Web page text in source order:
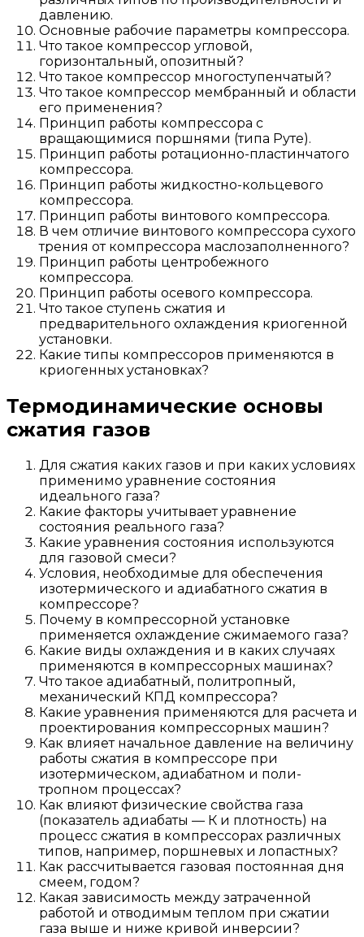
давлению.
Основные рабочие параметры компрессора.
Что такое компрессор угловой,
горизонтальный, опозитный?
Что такое компрессор многоступенчатый?
Что такое компрессор мембранный и области
его применения?
Принцип работы компрессора с
вращающимися поршнями (типа Руте).
Принцип работы ротационно-пластинчатого
компрессора.
Принцип работы жидкостно-кольцевого
компрессора.
Принцип работы винтового компрессора.
В чем отличие винтового компрессора сухого
трения от компрессора маслозаполненного?
Принцип работы центробежного
компрессора.
Принцип работы осевого компрессора.
Что такое ступень сжатия и
предварительного охлаждения криогенной
установки.
Какие типы компрессоров применяются в
криогенных установках?
Термодинамические основы
сжатия газов
Для сжатия каких газов и при каких условиях
применимо уравнение состояния
идеального газа?
Какие факторы учитывает уравнение
состояния реального газа?
Какие уравнения состояния используются
для газовой смеси?
Условия, необходимые для обеспечения
изотермического и адиабатного сжатия в
компрессоре?
Почему в компрессорной установке
применяется охлаждение сжимаемого газа?
Какие виды охлаждения и в каких случаях
применяются в компрессорных машинах?
Что такое адиабатный, политропный,
механический КПД компрессора?
Какие уравнения применяются для расчета и
проектирования компрессорных машин?
Как влияет начальное давление на величину
работы сжатия в компрессоре при
изотермическом, адиабатном и поли-
тропном процессах?
Как влияют физические свойства газа
(показатель адиабаты — К и плотность) на
процесс сжатия в компрессорах различных
типов, например, поршневых и лопастных?
Как рассчитывается газовая постоянная дня
смеем, годом?
Какая зависимость между затраченной
работой и отводимым теплом при сжатии
газа выше и ниже кривой инверсии?